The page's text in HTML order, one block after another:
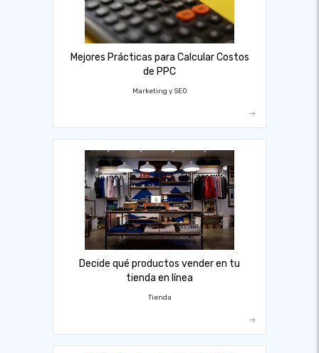
Mejores Prácticas para Calcular Costos
de PPC
Marketing y SEO
Decide qué productos vender en tu
tienda en línea
Tienda